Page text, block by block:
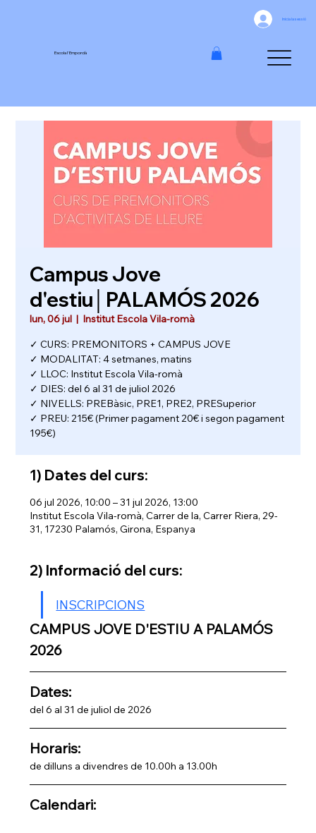
Escola l'Empordà
Inicia la sessió
Campus Jove
d'estiu│PALAMÓS 2026
lun, 06 jul
  |
Institut Escola Vila-romà
✓ CURS: PREMONITORS + CAMPUS JOVE
✓ MODALITAT: 4 setmanes, matins
✓ LLOC: Institut Escola Vila-romà
✓ DIES: del 6 al 31 de juliol 2026
✓ NIVELLS: PREBàsic, PRE1, PRE2, PRESuperior
✓ PREU: 215€ (Primer pagament 20€ i segon pagament
195€)
1) Dates del curs:
06 jul 2026, 10:00 – 31 jul 2026, 13:00
Institut Escola Vila-romà, Carrer de la, Carrer Riera, 29-
31, 17230 Palamós, Girona, Espanya
2) Informació del curs:
INSCRIPCIONS
CAMPUS JOVE D'ESTIU A PALAMÓS
2026
Dates:
del 6 al 31 de juliol de 2026
Horaris:
de dilluns a divendres de 10.00h a 13.00h
Calendari: